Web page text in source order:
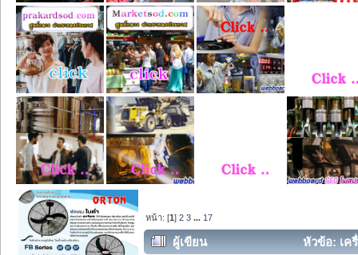
หน้า: [1]2 3 ... 17
ผู้เขียน
หัวข้อ: เค